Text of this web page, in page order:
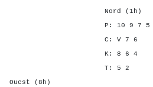
Nord (1h)
P: 10 9 7
C: V
K: 8
T: 5
Ouest (8h)